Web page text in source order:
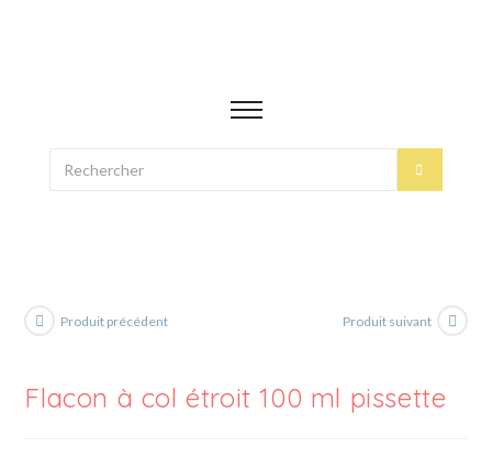
Produit précédent Produit suivant
Flacon à col étroit 100 ml pissette